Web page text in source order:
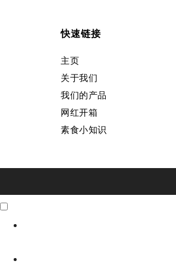
快速链接
主页
关于我们
我们的产品
网红开箱
素食小知识